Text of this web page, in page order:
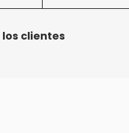
clientes